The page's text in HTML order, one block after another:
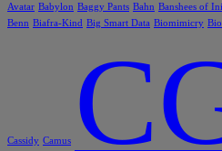
Avatar Babylon Baggy Pants Bahn Banshees of
Benn Biafra-Kind Big Smart Data Biomimicry
Cassidy Camus